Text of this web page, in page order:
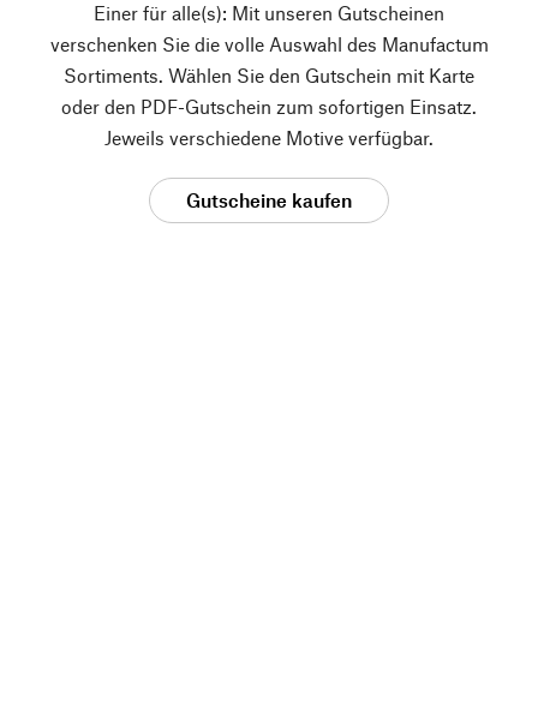
Einer für alle(s): Mit unseren Gutscheinen
verschenken Sie die volle Auswahl des Manufactum
Sortiments. Wählen Sie den Gutschein mit Karte
oder den PDF-Gutschein zum sofortigen Einsatz.
Jeweils verschiedene Motive verfügbar.
Gutscheine kaufen